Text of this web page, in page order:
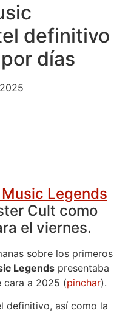
definitivo
días
Legends
Cult como
el viernes.
sobre los primeros
Legends presentaba
cara a 2025 (pinchar).
definitivo, así como la